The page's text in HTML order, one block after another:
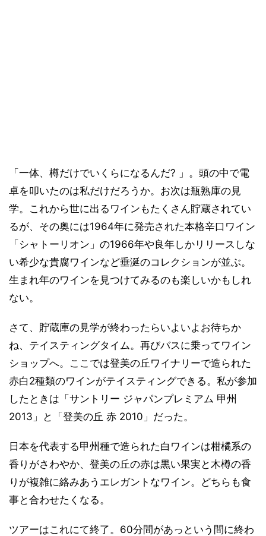
「一体、樽だけでいくらになるんだ? 」。頭の中で電
卓を叩いたのは私だけだろうか。お次は瓶熟庫の見
学。これから世に出るワインもたくさん貯蔵されてい
るが、その奥には1964年に発売された本格辛口ワイン
「シャトーリオン」の1966年や良年しかリリースしな
い希少な貴腐ワインなど垂涎のコレクションが並ぶ。
生まれ年のワインを見つけてみるのも楽しいかもしれ
ない。
さて、貯蔵庫の見学が終わったらいよいよお待ちか
ね、テイスティングタイム。再びバスに乗ってワイン
ショップへ。ここでは登美の丘ワイナリーで造られた
赤白2種類のワインがテイスティングできる。私が参加
したときは「サントリー ジャパンプレミアム 甲州
2013」と「登美の丘 赤 2010」だった。
日本を代表する甲州種で造られた白ワインは柑橘系の
香りがさわやか、登美の丘の赤は黒い果実と木樽の香
りが複雑に絡みあうエレガントなワイン。どちらも食
事と合わせたくなる。
ツアーはこれにて終了。60分間があっという間に終わ